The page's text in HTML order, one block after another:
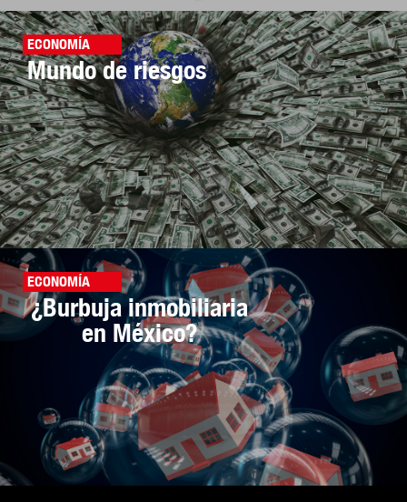
ECONOMÍA
Mundo de riesgos
ECONOMÍA
¿Burbuja inmobiliaria
en México?